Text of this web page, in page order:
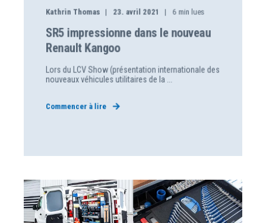
Kathrin Thomas 23. avril 2021 6 min lues
SR5 impressionne dans le nouveau
Renault Kangoo
Lors du LCV Show (présentation internationale des
nouveaux véhicules utilitaires de la ...
Commencer à lire